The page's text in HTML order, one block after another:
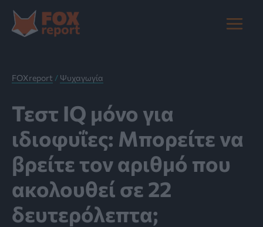
στο
περιεχόμενο
Main
FOXreport / Ψυχαγωγία
Τεστ IQ μόνο για
ιδιοφυΐες: Mπορείτε να
βρείτε τον αριθμό που
ακολουθεί σε 22
δευτερόλεπτα;